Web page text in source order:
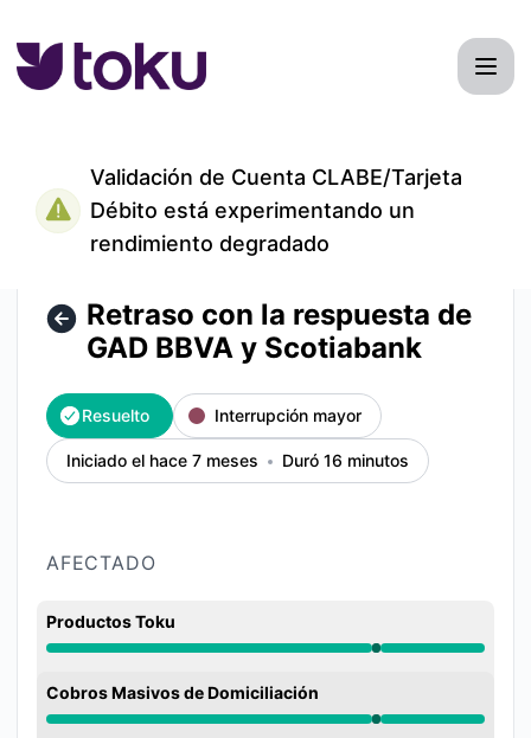
Validación de Cuenta CLABE/Tarjeta
Débito está experimentando un
rendimiento degradado
Retraso con la respuesta de
GAD BBVA y Scotiabank
Resuelto Interrupción mayor
Iniciado el hace 7 meses Duró 16 minutos
AFECTADO
Productos Toku
En funcionamiento de 6:02 PM a 6:18 PM
Cobros Masivos de Domiciliación
En funcionamiento de 6:02 PM a 6:18 PM